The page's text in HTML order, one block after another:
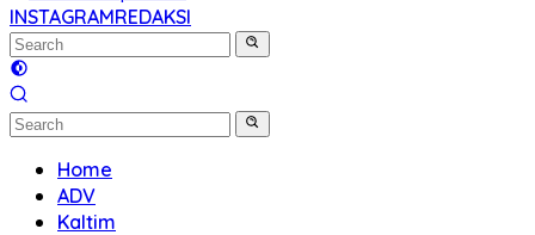
INSTAGRAMREDAKSI
Home
ADV
Kaltim